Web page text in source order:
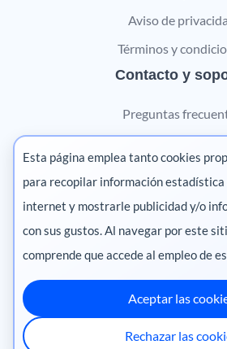
Aviso de
Términos y
Contacto y
Preguntas
Contáctanos
Marketing
Pharma
Esta página emplea tanto cookies
para recopilar información estadística
internet y mostrarle publicidad y/o
con sus gustos. Al navegar por este
comprende que accede al empleo de
Aceptar las
Rechazar las